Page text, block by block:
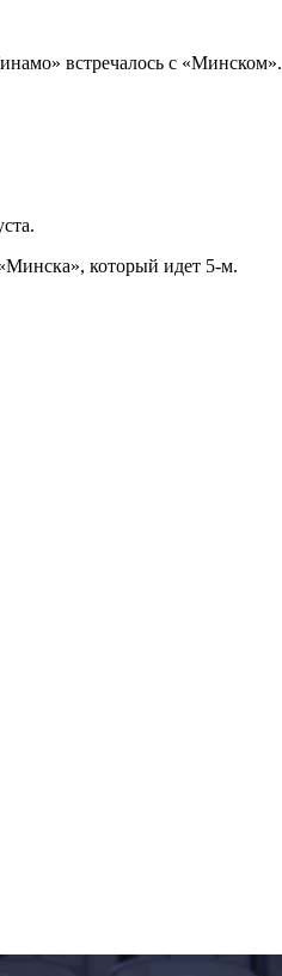
встречалось с «Минском».
который идет 5-м.